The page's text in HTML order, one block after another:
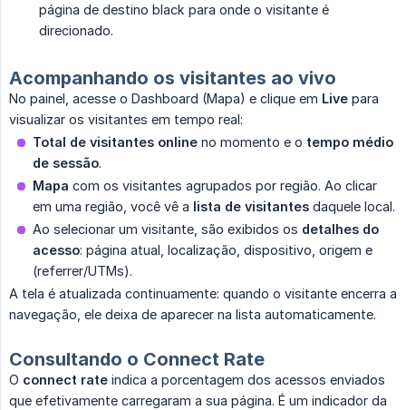
página de destino black para onde o visitante é
direcionado.
Acompanhando os visitantes ao vivo
No painel, acesse o Dashboard (Mapa) e clique em Live para
visualizar os visitantes em tempo real:
Total de visitantes online no momento e o tempo médio
de sessão.
Mapa com os visitantes agrupados por região. Ao clicar
em uma região, você vê a lista de visitantes daquele local.
Ao selecionar um visitante, são exibidos os detalhes do
acesso: página atual, localização, dispositivo, origem e
(referrer/UTMs).
A tela é atualizada continuamente: quando o visitante encerra a
navegação, ele deixa de aparecer na lista automaticamente.
Consultando o Connect Rate
O connect rate indica a porcentagem dos acessos enviados
que efetivamente carregaram a sua página. É um indicador da